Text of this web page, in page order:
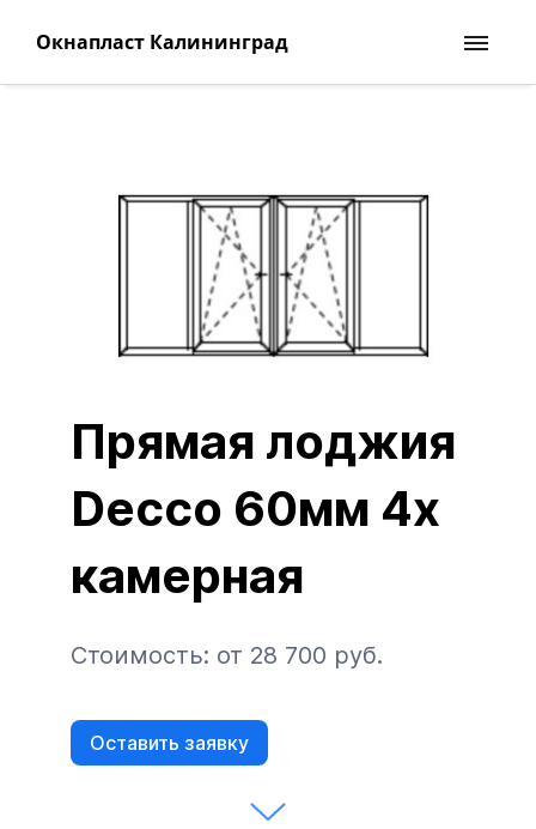
Окнапласт Калининград
Прямая лоджия
Decco 60мм 4х
камерная
Стоимость: от 28 700 руб.
Оставить заявку